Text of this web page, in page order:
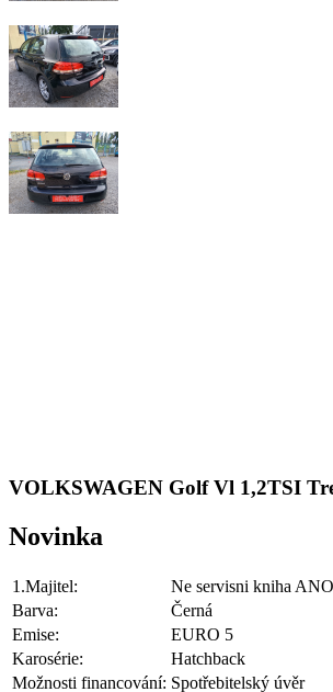
VOLKSWAGEN Golf Vl 1,2TSI
Novinka
1.Majitel:
Ne servisni kniha ANO
Barva:
Černá
Emise:
EURO 5
Karosérie:
Hatchback
Možnosti financování: Spotřebitelský úvěr